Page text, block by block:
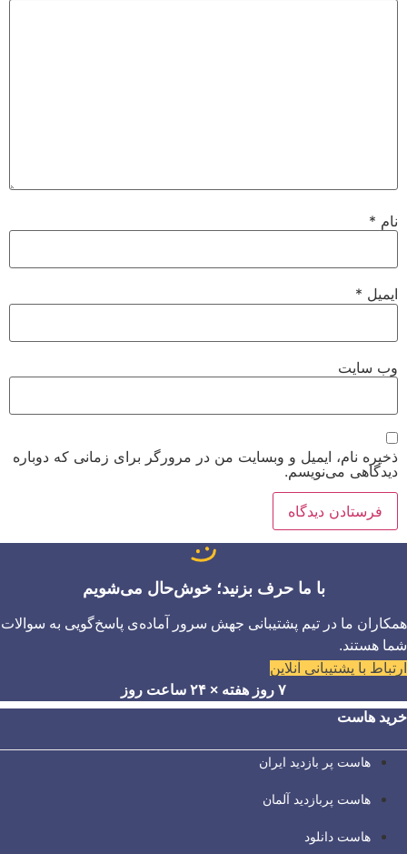
نام *
ایمیل *
وب‌ سایت
ذخیره نام، ایمیل و وبسایت من در مرورگر برای زمانی که دوباره
دیدگاهی می‌نویسم.
با ما حرف بزنید؛ خوش‌حال می‌شویم
همکاران ما در تیم پشتیبانی جهش سرور آماده‌ی پاسخ‌گویی به سوالات
شما هستند.
ارتباط با پشتیبانی آنلاین
۷ روز هفته × ۲۴ ساعت روز
خرید هاست
هاست پر بازدید ایران
هاست پربازدید آلمان
هاست دانلود